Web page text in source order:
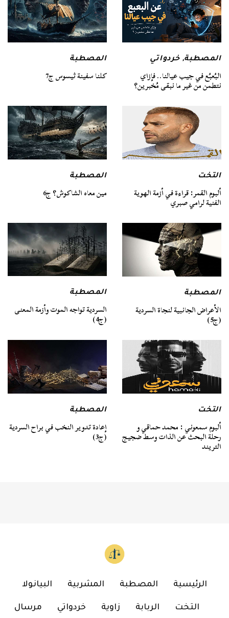
المصطبة,خردواتي
البُعبُع في جيب عيالنا.. فإزاي
نتطمن من غير ما نبقى مُخبرين؟
المصطبة
كلنا سفينة ثيسوس ج7
التخت
ألبوم القمر: قراءة في أزمة الهوية
الفنية لرامي صبري
المصطبة
مين معاه الشاكوش؟ ج6
المصطبة
الأعراض الجانبية لنجاة السردية
(ج5)
المصطبة
السردية تواجه الموت وأزمة المعنى
(ج4)
التخت
ألبوم سمعوني : محمد حماقي و
رحلة البحث عن الذات وسط ضجيج
التريند
المصطبة
إعادة تدوير النخب في براح السردية
(ج3)
الرئيسية المصطبة المشربية البيانولا
التخت الربابة زاوية خردواتي مرسال